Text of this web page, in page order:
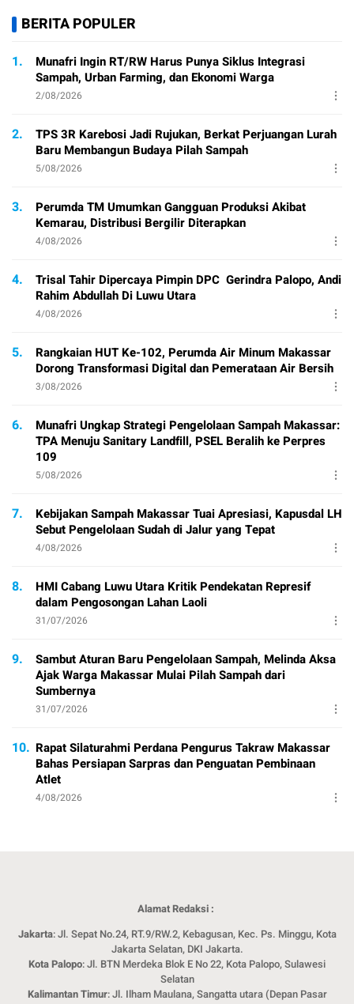
BERITA POPULER
1.
Munafri Ingin RT/RW Harus Punya Siklus Integrasi
Sampah, Urban Farming, dan Ekonomi Warga
2/08/2026
2.
TPS 3R Karebosi Jadi Rujukan, Berkat Perjuangan Lurah
Baru Membangun Budaya Pilah Sampah
5/08/2026
3.
Perumda TM Umumkan Gangguan Produksi Akibat
Kemarau, Distribusi Bergilir Diterapkan
4/08/2026
4.
Trisal Tahir Dipercaya Pimpin DPC Gerindra Palopo, Andi
Rahim Abdullah Di Luwu Utara
4/08/2026
5.
Rangkaian HUT Ke-102, Perumda Air Minum Makassar
Dorong Transformasi Digital dan Pemerataan Air Bersih
3/08/2026
6.
Munafri Ungkap Strategi Pengelolaan Sampah Makassar:
TPA Menuju Sanitary Landfill, PSEL Beralih ke Perpres
109
5/08/2026
7.
Kebijakan Sampah Makassar Tuai Apresiasi, Kapusdal LH
Sebut Pengelolaan Sudah di Jalur yang Tepat
4/08/2026
8.
HMI Cabang Luwu Utara Kritik Pendekatan Represif
dalam Pengosongan Lahan Laoli
31/07/2026
9.
Sambut Aturan Baru Pengelolaan Sampah, Melinda Aksa
Ajak Warga Makassar Mulai Pilah Sampah dari
Sumbernya
31/07/2026
10. Rapat Silaturahmi Perdana Pengurus Takraw Makassar
Bahas Persiapan Sarpras dan Penguatan Pembinaan
Atlet
4/08/2026
Alamat Redaksi :
Jakarta: Jl. Sepat No.24, RT.9/RW.2, Kebagusan, Kec. Ps. Minggu, Kota
Jakarta Selatan, DKI Jakarta.
Kota Palopo: Jl. BTN Merdeka Blok E No 22, Kota Palopo, Sulawesi
Selatan
Kalimantan Timur: Jl. Ilham Maulana, Sangatta utara (Depan Pasar